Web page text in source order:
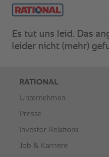
Es tut uns leid. Das
leider nicht (mehr)